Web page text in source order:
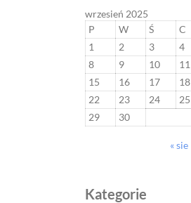
wrzesień 2025
P
W Ś C
1
2 3 4
8
9 10 11
15
16 17 18
22
23 24 25
29
30
« sie
Kategorie